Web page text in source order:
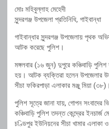
মোঃ মহিবুল্লাহ মেহেদী
সুন্দরগঞ্জ উপজেলা প্রতিনিধি, গাইবান্ধা
গাইবান্ধার সুন্দরগঞ্জ উপজেলায় পৃথক
আটক করেছে পুলিশ।
মঙ্গলবার (১৬ জুন) দুপুরে কঞ্চিবাড়ি
হয়। আটক ব্যক্তিরা হলেন উপজেলার
সীচা ফকিরপাড়া এলাকার মঞ্জু মিয়া (৩৮)।
পুলিশ সূত্রে জানা যায়, গোপন সংবাদের
কঞ্চিবাড়ি পুলিশ তদন্ত কেন্দ্রের
চণ্ডিপুর ইউনিয়নের সীচা খামার এলাকা